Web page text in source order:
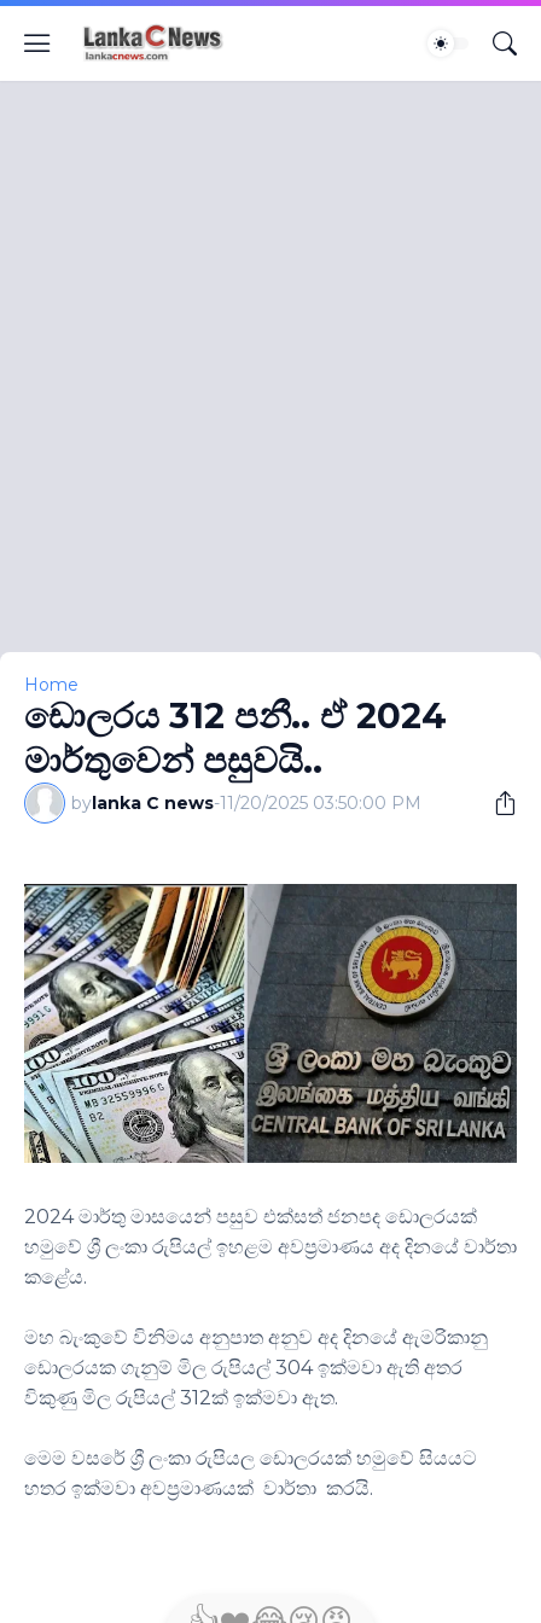
Home
ඩොලරය 312 පනී.. ඒ 2024
මාර්තුවෙන් පසුවයි..
bylanka C news-11/20/2025 03:50:00 PM
2024 මාර්තු මාසයෙන් පසුව එක්සත් ජනපද ඩොලරයක්
හමුවේ ශ්‍රී ලංකා රුපියල් ඉහළම අවප්‍රමාණය අද දිනයේ වාර්තා
කළේය.
මහ බැංකුවේ විනිමය අනුපාත අනුව අද දිනයේ ඇමරිකානු
ඩොලරයක ගැනුම් මිල රුපියල් 304 ඉක්මවා ඇති අතර
විකුණු මිල රුපියල් 312ක් ඉක්මවා ඇත.
මෙම වසරේ ශ්‍රී ලංකා රුපියල ඩොලරයක් හමුවේ සියයට
හතර ඉක්මවා අවප්‍රමාණයක් වාර්තා කරයි.